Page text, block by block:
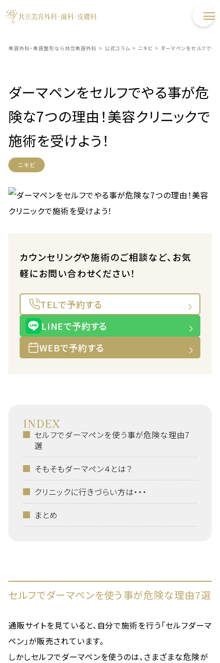
美容外科・美容整形なら共立美容外科 > 公式コラム > ニキビ > ダーマペンをセルフでや
ダーマペンをセルフでやる事が危
険な7つの理由！美容クリニックで
施術を受けよう！
ニキビ
カウンセリングや施術のご相談など、お気
軽にお問い合わせください！
TELで予約する
LINEで予約する
WEBで予約する
INDEX
セルフでダーマペンを使う事が危険な理由7
選
そもそもダーマペン４とは？
クリニックに行きづらい方は・・・
まとめ
セルフでダーマペンを使う事が危険な理由7選
通販サイトを見ていると、自分で施術を行う「セルフダーマ
ペン」が販売されています。
しかしセルフでダーマペンを使うのは、さまざまな危険が